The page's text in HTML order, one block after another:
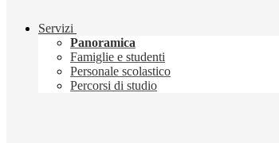
Servizi
Panoramica
Famiglie e studenti
Personale scolastico
Percorsi di studio